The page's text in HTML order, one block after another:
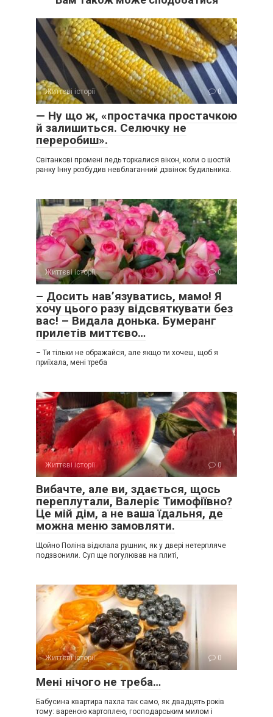
Життєві історії 0
— Ну що ж, «простачка простачкою
й залишиться. Селючку не
переробиш».
Світанкові промені ледь торкалися вікон, коли о шостій
ранку Інну розбудив невблаганний дзвінок будильника.
Життєві історії 0
– Досить нав’язуватись, мамо! Я
хочу цього разу відсвяткувати без
вас! – Видала донька. Бумеранг
прилетів миттєво…
– Ти тільки не ображайся, але якщо ти хочеш, щоб я
приїхала, мені треба
Життєві історії 0
Вибачте, але ви, здається, щось
переплутали, Валеріє Тимофіївно?
Це мій дім, а не ваша їдальня, де
можна меню замовляти.
Щойно Поліна відклала рушник, як у двері нетерпляче
подзвонили. Суп ще погулював на плиті,
Життєві історії 0
Мені нічого не треба…
Бабусина квартира пахла так само, як двадцять років
тому: вареною картоплею, господарським милом і